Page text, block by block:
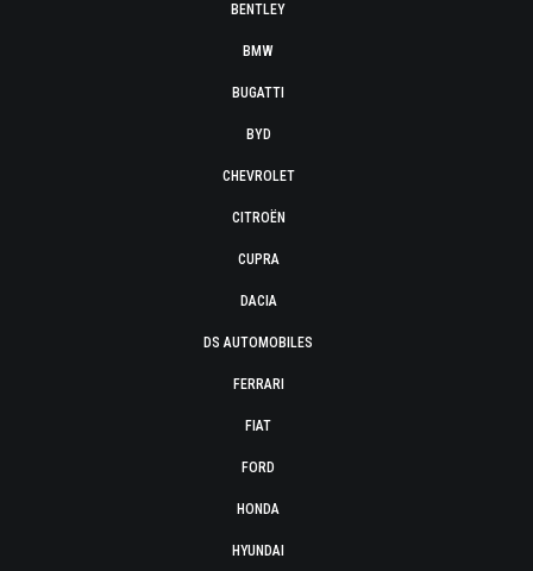
BENTLEY
BMW
BUGATTI
BYD
CHEVROLET
CITROËN
CUPRA
DACIA
DS AUTOMOBILES
FERRARI
FIAT
FORD
HONDA
HYUNDAI